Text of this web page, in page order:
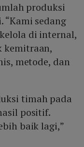
produksi
sedang
di internal,
kemitraan,
metode, dan
timah pada
positif.
baik lagi,”